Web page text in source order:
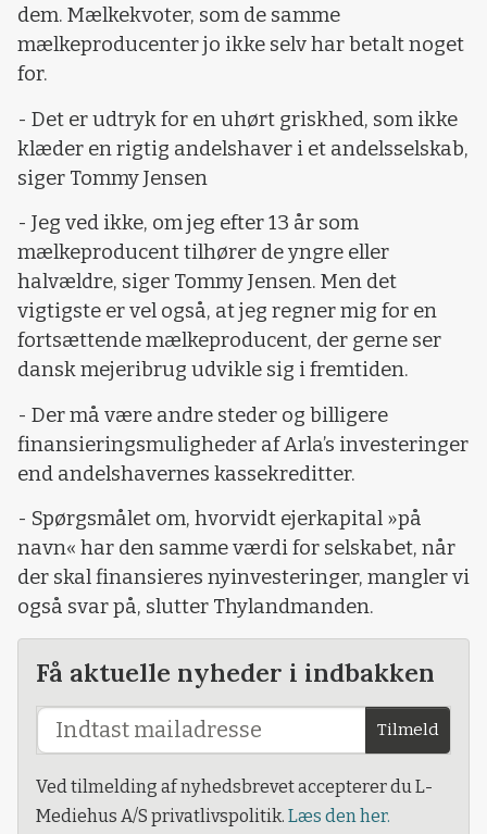
dem. Mælkekvoter, som de samme
mælkeproducenter jo ikke selv har betalt noget
for.
- Det er udtryk for en uhørt griskhed, som ikke
klæder en rigtig andelshaver i et andelsselskab,
siger Tommy Jensen
- Jeg ved ikke, om jeg efter 13 år som
mælkeproducent tilhører de yngre eller
halvældre, siger Tommy Jensen. Men det
vigtigste er vel også, at jeg regner mig for en
fortsættende mælkeproducent, der gerne ser
dansk mejeribrug udvikle sig i fremtiden.
- Der må være andre steder og billigere
finansieringsmuligheder af Arla’s investeringer
end andelshavernes kassekreditter.
- Spørgsmålet om, hvorvidt ejerkapital »på
navn« har den samme værdi for selskabet, når
der skal finansieres nyinvesteringer, mangler vi
også svar på, slutter Thylandmanden.
Få aktuelle nyheder i indbakken
Tilmeld
Ved tilmelding af nyhedsbrevet accepterer du L-
Mediehus A/S privatlivspolitik. Læs den her.